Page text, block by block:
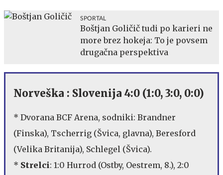
SPORTAL
Boštjan Goličič tudi po karieri ne
more brez hokeja: To je povsem
drugačna perspektiva
Norveška : Slovenija 4:0 (1:0, 3:0, 0:0)
* Dvorana BCF Arena, sodniki: Brandner
(Finska), Tscherrig (Švica, glavna), Beresford
(Velika Britanija), Schlegel (Švica).
* Strelci: 1:0 Hurrod (Ostby, Oestrem, 8.), 2:0